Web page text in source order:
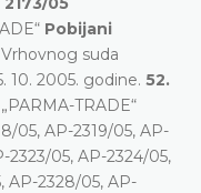
Pobijani
suda
10. 2005. godine. 52.
TRADE“
05, AP-2319/05, AP-
2323/05, AP-2324/05,
AP-2328/05, AP-